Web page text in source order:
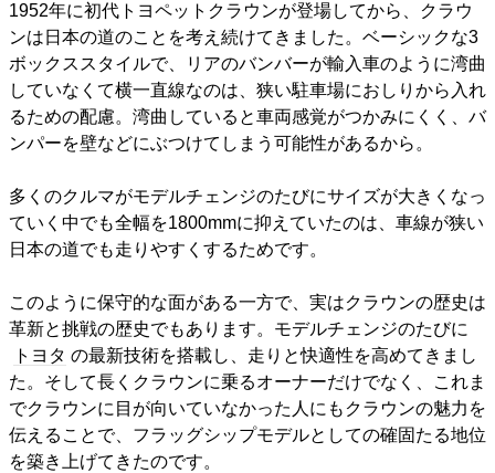
1952年に初代トヨペットクラウンが登場してから、クラウ
ンは日本の道のことを考え続けてきました。ベーシックな3
ボックススタイルで、リアのバンバーが輸入車のように湾曲
していなくて横一直線なのは、狭い駐車場におしりから入れ
るための配慮。湾曲していると車両感覚がつかみにくく、バ
ンパーを壁などにぶつけてしまう可能性があるから。
多くのクルマがモデルチェンジのたびにサイズが大きくなっ
ていく中でも全幅を1800mmに抑えていたのは、車線が狭い
日本の道でも走りやすくするためです。
このように保守的な面がある一方で、実はクラウンの歴史は
革新と挑戦の歴史でもあります。モデルチェンジのたびに
トヨタ の最新技術を搭載し、走りと快適性を高めてきまし
た。そして長くクラウンに乗るオーナーだけでなく、これま
でクラウンに目が向いていなかった人にもクラウンの魅力を
伝えることで、フラッグシップモデルとしての確固たる地位
を築き上げてきたのです。